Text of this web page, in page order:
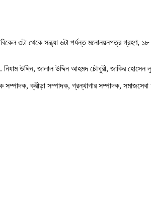
৩টা থেকে সন্ধ্যা ৬টা পর্যন্ত মনোনয়নপত্র গ্রহণ, ১৮
নিযাম উদ্দিন, জালাল উদ্দিন আহমদ চৌধুরী, জাকির হোসেন
ক্রীড়া সম্পাদক, গ্রন্থাগার সম্পাদক, সমাজসেবা